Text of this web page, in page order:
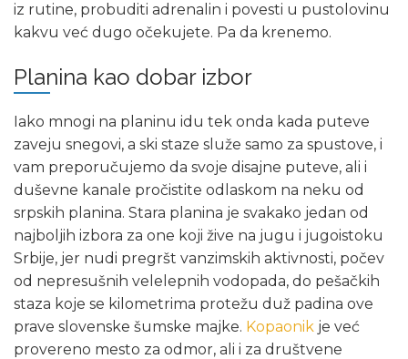
iz rutine, probuditi adrenalin i povesti u pustolovinu
kakvu već dugo očekujete. Pa da krenemo.
Planina kao dobar izbor
Iako mnogi na planinu idu tek onda kada puteve
zaveju snegovi, a ski staze služe samo za spustove, i
vam preporučujemo da svoje disajne puteve, ali i
duševne kanale pročistite odlaskom na neku od
srpskih planina. Stara planina je svakako jedan od
najboljih izbora za one koji žive na jugu i jugoistoku
Srbije, jer nudi pregršt vanzimskih aktivnosti, počev
od nepresušnih velelepnih vodopada, do pešačkih
staza koje se kilometrima protežu duž padina ove
prave slovenske šumske majke. Kopaonik je već
provereno mesto za odmor, ali i za društvene